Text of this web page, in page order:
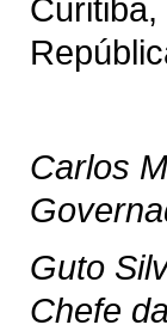
Carlos
Guto
Chefe